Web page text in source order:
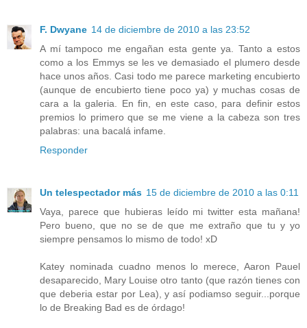
F. Dwyane 14 de diciembre de 2010 a las 23:52
A mí tampoco me engañan esta gente ya. Tanto a estos
como a los Emmys se les ve demasiado el plumero desde
hace unos años. Casi todo me parece marketing encubierto
(aunque de encubierto tiene poco ya) y muchas cosas de
cara a la galeria. En fin, en este caso, para definir estos
premios lo primero que se me viene a la cabeza son tres
palabras: una bacalá infame.
Responder
Un telespectador más 15 de diciembre de 2010 a las 0:11
Vaya, parece que hubieras leído mi twitter esta mañana!
Pero bueno, que no se de que me extraño que tu y yo
siempre pensamos lo mismo de todo! xD
Katey nominada cuadno menos lo merece, Aaron Pauel
desaparecido, Mary Louise otro tanto (que razón tienes con
que deberia estar por Lea), y así podiamso seguir...porque
lo de Breaking Bad es de órdago!